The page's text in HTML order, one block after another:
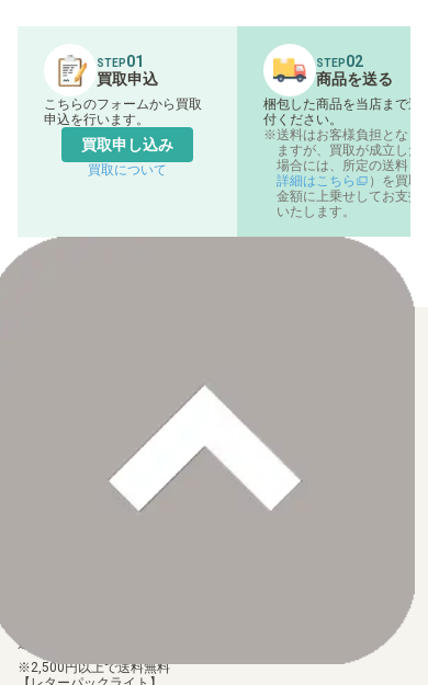
STEP01
買取申込
こちらのフォームから買取
申込を行います。
買取申し込み
買取について
STEP02
商品を送る
梱包した商品を当店まで送
付ください。
送料はお客様負担となり
ますが、買取が成立した
場合には、所定の送料（
詳細はこちら
）を買取
金額に上乗せしてお支払
いたします。
各種ブランドのカードをご利用いただけます。
【Paidy（後払い/コンビニ払い）】
お支払後の在庫確保となりますため、お早めにお支払をお願いし
なお、お支払口座は、注文確認メールに記載しております。
振込手数料はお客様負担となります。
送料：100円（税込）（全国一律）
2,500円以上で送料無料